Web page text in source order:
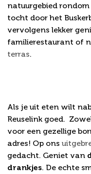
natuurgebied
tocht door het
vervolgens lekker
familierestaurant of
terras.
Als je uit eten wilt
Reuselink goed.
voor een gezellige
adres! Op ons
gedacht. Geniet van
drankjes. De echte